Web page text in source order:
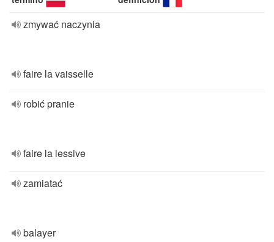
zmywać naczynia
faire la vaisselle
robić pranie
faire la lessive
zamiatać
balayer